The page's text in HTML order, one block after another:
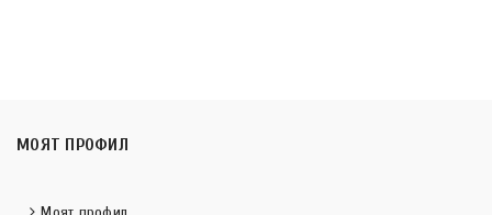
МОЯТ ПРОФИЛ